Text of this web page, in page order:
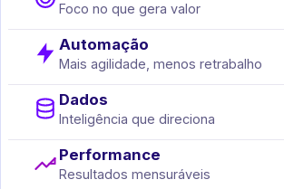
Foco no que gera valor
Automação
Mais agilidade, menos retrabalho
Dados
Inteligência que direciona
Performance
Resultados mensuráveis